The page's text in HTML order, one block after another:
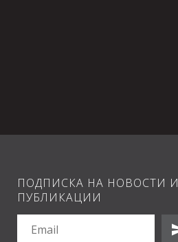
ПОДПИСКА НА НОВОСТИ И
ПУБЛИКАЦИИ